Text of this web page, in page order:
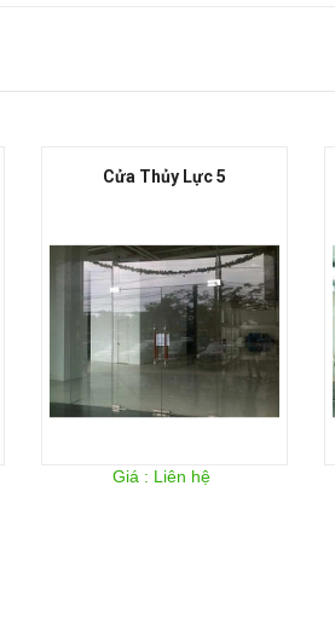
Cửa Thủy Lực 5
Giá : Liên hệ